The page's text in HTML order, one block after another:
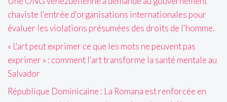
chaviste l'entrée d'organisations internationales pour
évaluer les violations présumées des droits de l'homme.
« L'art peut exprimer ce que les mots ne peuvent pas
exprimer » : comment l'art transforme la santé mentale au
Salvador
République Dominicaine : La Romana est renforcée en